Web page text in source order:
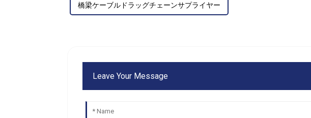
橋梁ケーブルドラッグチェーンサプライヤー
Leave Your Message